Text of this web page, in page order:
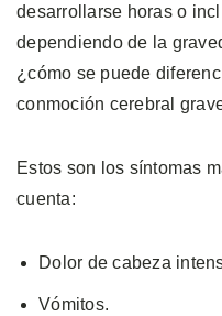
desarrollarse horas o
dependiendo de la
¿cómo se puede
conmoción cerebral
Estos son los síntomas
cuenta:
Dolor de cabeza
Vómitos.